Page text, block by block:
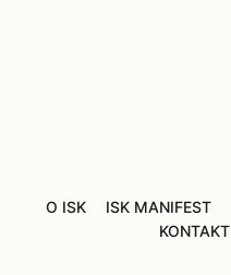
O ISK ISK MANIFEST
KONTAKT